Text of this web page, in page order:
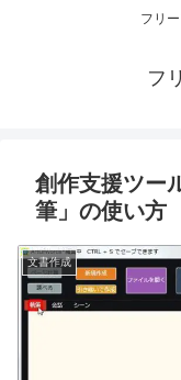
フリ
フ
創作支援ツー
筆」の使い方
文書作成